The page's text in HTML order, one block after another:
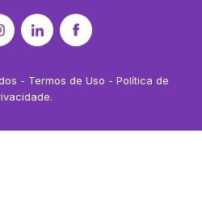
- Termos de Uso - Política de
.